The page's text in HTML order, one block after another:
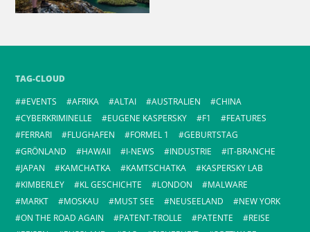
TAG-CLOUD
#EVENTS
AFRIKA ALTAI AUSTRALIEN
CHINA
CYBERKRIMINELLE
EUGENE KASPERSKY F1
FEATURES
FERRARI
FLUGHAFEN FORMEL 1
GEBURTSTAG
GRÖNLAND
HAWAII I-NEWS INDUSTRIE
IT-BRANCHE
JAPAN
KAMCHATKA KAMTSCHATKA
KASPERSKY LAB
KIMBERLEY
KL GESCHICHTE LONDON
MALWARE
MARKT
MOSKAU MUST SEE NEUSEELAND
NEW YORK
ON THE ROAD AGAIN
PATENT-TROLLE PATENTE
REISE